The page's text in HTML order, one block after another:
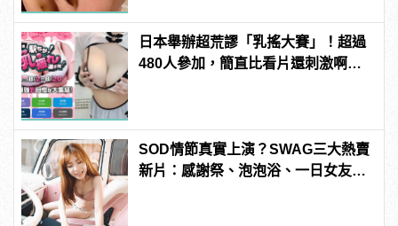
日本舉辦超荒謬「乳搖大賽」！超過
480人參加，簡直比看片還刺激啊！ |
SOD情節真實上演？SWAG三大熱賣
新片：感謝祭、泡泡浴、一日女友超